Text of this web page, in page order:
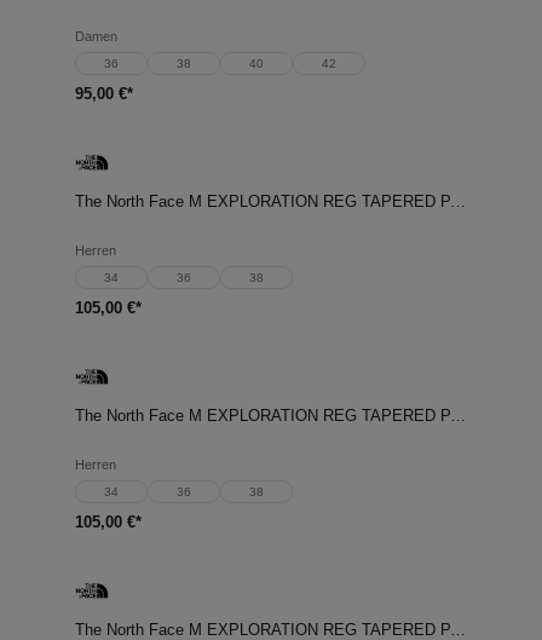
Damen
36 38 40 42
95,00 €*
The North Face M EXPLORATION REG TAPERED PANTS
Herren
34 36 38
105,00 €*
The North Face M EXPLORATION REG TAPERED PANTS
Herren
34 36 38
105,00 €*
The North Face M EXPLORATION REG TAPERED PANTS